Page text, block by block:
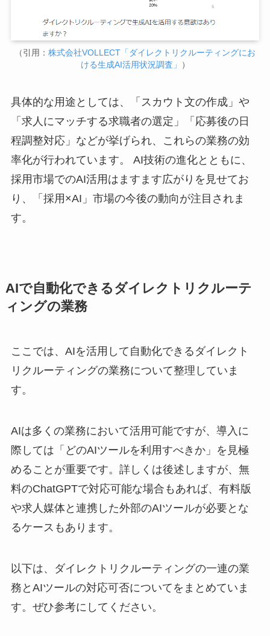
（引用： 株式会社VOLLECT「ダイレクトリクルーティングにお
ける生成AI活用状況調査」
）
​具体的な用途としては、「スカウト文の作成」や
「求人にマッチする求職者の選定」「応募後の日
程調整対応」などが挙げられ、これらの業務の効
率化が行われています。 ​AI技術の進化とともに、
採用市場でのAI活用はますます広がりを見せてお
り、「採用×AI」市場の今後の動向が注目されま
す。
AIで自動化できるダイレクトリクルーテ
ィングの業務
ここでは、AIを活用して自動化できるダイレクト
リクルーティングの業務について整理していま
す。
AIは多くの業務において活用可能ですが、導入に
際しては「どのAIツールを利用すべきか」を見極
めることが重要です。詳しくは後述しますが、無
料のChatGPTで対応可能な場合もあれば、有料版
や求人媒体と連携した外部のAIツールが必要とな
るケースもあります。
以下は、ダイレクトリクルーティングの一連の業
務とAIツールの対応可否についてをまとめていま
す。ぜひ参考にしてください。